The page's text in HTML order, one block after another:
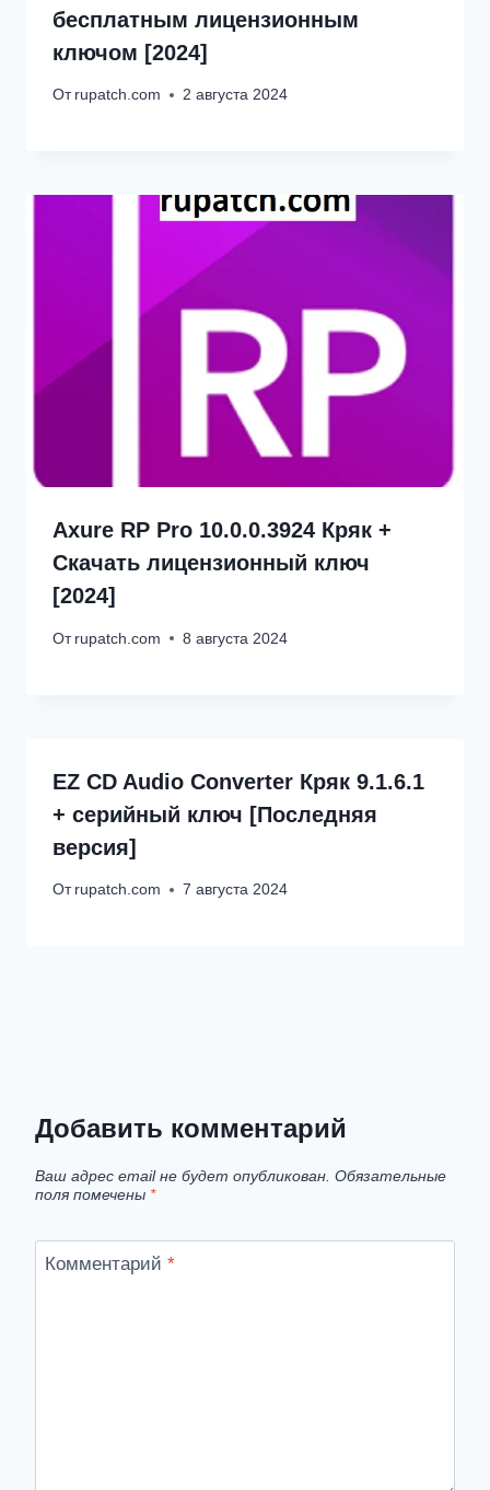
бесплатным лицензионным
ключом [2024]
От rupatch.com 2 августа 2024
Axure RP Pro 10.0.0.3924 Кряк +
Скачать лицензионный ключ
[2024]
От rupatch.com 8 августа 2024
EZ CD Audio Converter Кряк 9.1.6.1
+ серийный ключ [Последняя
версия]
От rupatch.com 7 августа 2024
Добавить комментарий
Ваш адрес email не будет опубликован. Обязательные
поля помечены *
Комментарий *